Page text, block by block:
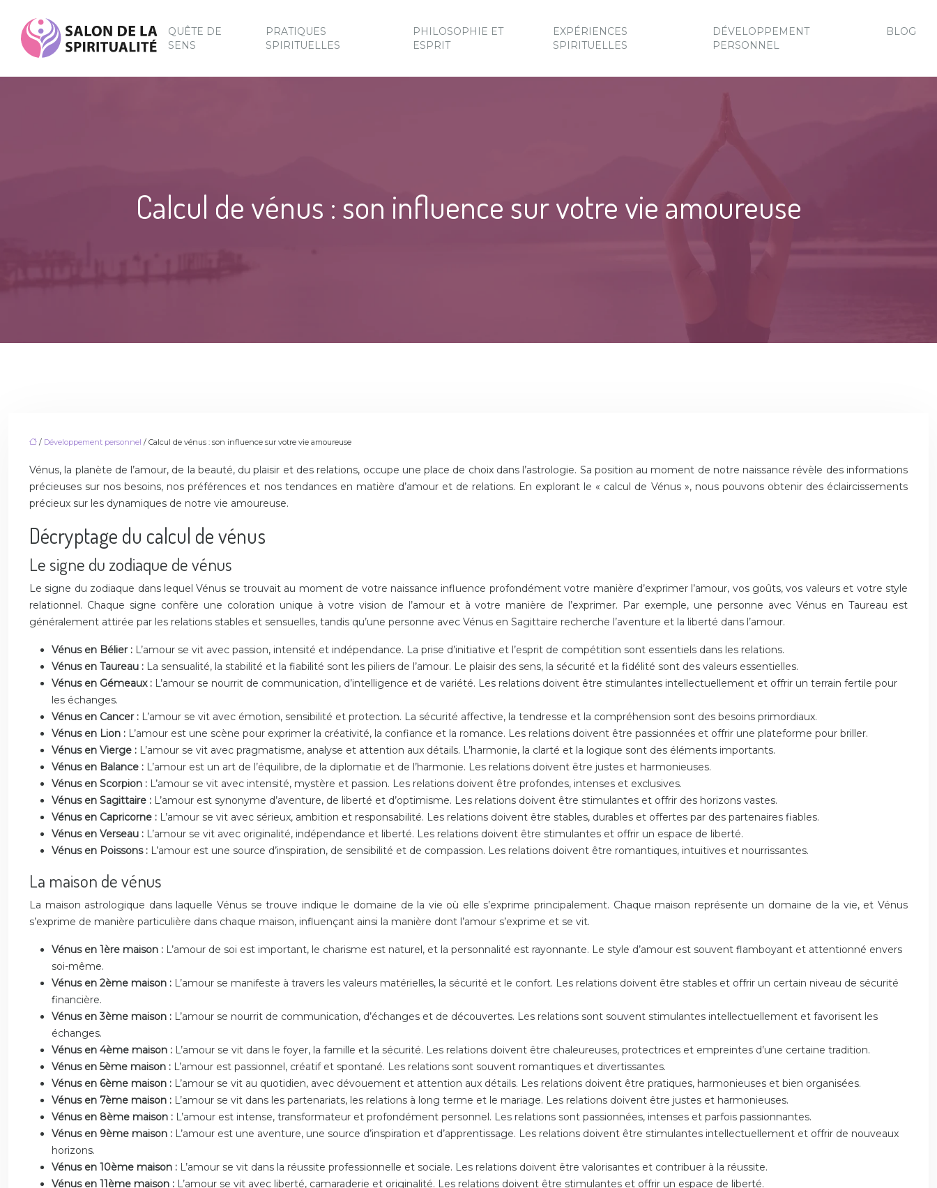
QUÊTE DE
SENS
PRATIQUES
SPIRITUELLES
PHILOSOPHIE ET
ESPRIT
EXPÉRIENCES
SPIRITUELLES
DÉVELOPPEMENT
PERSONNEL
BLOG
Calcul de vénus : son influence sur votre vie amoureuse
/ Développement personnel / Calcul de vénus : son influence sur votre vie amoureuse
Vénus, la planète de l’amour, de la beauté, du plaisir et des relations, occupe une place de choix dans l’astrologie. Sa position au moment de notre naissance révèle des informations
précieuses sur nos besoins, nos préférences et nos tendances en matière d’amour et de relations. En explorant le « calcul de Vénus », nous pouvons obtenir des éclaircissements
précieux sur les dynamiques de notre vie amoureuse.
Décryptage du calcul de vénus
Le signe du zodiaque de vénus
Le signe du zodiaque dans lequel Vénus se trouvait au moment de votre naissance influence profondément votre manière d’exprimer l’amour, vos goûts, vos valeurs et votre style
relationnel. Chaque signe confère une coloration unique à votre vision de l’amour et à votre manière de l’exprimer. Par exemple, une personne avec Vénus en Taureau est
généralement attirée par les relations stables et sensuelles, tandis qu’une personne avec Vénus en Sagittaire recherche l’aventure et la liberté dans l’amour.
Vénus en Bélier : L’amour se vit avec passion, intensité et indépendance. La prise d’initiative et l’esprit de compétition sont essentiels dans les relations.
Vénus en Taureau : La sensualité, la stabilité et la fiabilité sont les piliers de l’amour. Le plaisir des sens, la sécurité et la fidélité sont des valeurs essentielles.
Vénus en Gémeaux : L’amour se nourrit de communication, d’intelligence et de variété. Les relations doivent être stimulantes intellectuellement et offrir un terrain fertile pour
les échanges.
Vénus en Cancer : L’amour se vit avec émotion, sensibilité et protection. La sécurité affective, la tendresse et la compréhension sont des besoins primordiaux.
Vénus en Lion : L’amour est une scène pour exprimer la créativité, la confiance et la romance. Les relations doivent être passionnées et offrir une plateforme pour briller.
Vénus en Vierge : L’amour se vit avec pragmatisme, analyse et attention aux détails. L’harmonie, la clarté et la logique sont des éléments importants.
Vénus en Balance : L’amour est un art de l’équilibre, de la diplomatie et de l’harmonie. Les relations doivent être justes et harmonieuses.
Vénus en Scorpion : L’amour se vit avec intensité, mystère et passion. Les relations doivent être profondes, intenses et exclusives.
Vénus en Sagittaire : L’amour est synonyme d’aventure, de liberté et d’optimisme. Les relations doivent être stimulantes et offrir des horizons vastes.
Vénus en Capricorne : L’amour se vit avec sérieux, ambition et responsabilité. Les relations doivent être stables, durables et offertes par des partenaires fiables.
Vénus en Verseau : L’amour se vit avec originalité, indépendance et liberté. Les relations doivent être stimulantes et offrir un espace de liberté.
Vénus en Poissons : L’amour est une source d’inspiration, de sensibilité et de compassion. Les relations doivent être romantiques, intuitives et nourrissantes.
La maison de vénus
La maison astrologique dans laquelle Vénus se trouve indique le domaine de la vie où elle s’exprime principalement. Chaque maison représente un domaine de la vie, et Vénus
s’exprime de manière particulière dans chaque maison, influençant ainsi la manière dont l’amour s’exprime et se vit.
Vénus en 1ère maison : L’amour de soi est important, le charisme est naturel, et la personnalité est rayonnante. Le style d’amour est souvent flamboyant et attentionné envers
soi-même.
Vénus en 2ème maison : L’amour se manifeste à travers les valeurs matérielles, la sécurité et le confort. Les relations doivent être stables et offrir un certain niveau de sécurité
financière.
Vénus en 3ème maison : L’amour se nourrit de communication, d’échanges et de découvertes. Les relations sont souvent stimulantes intellectuellement et favorisent les
échanges.
Vénus en 4ème maison : L’amour se vit dans le foyer, la famille et la sécurité. Les relations doivent être chaleureuses, protectrices et empreintes d’une certaine tradition.
Vénus en 5ème maison : L’amour est passionnel, créatif et spontané. Les relations sont souvent romantiques et divertissantes.
Vénus en 6ème maison : L’amour se vit au quotidien, avec dévouement et attention aux détails. Les relations doivent être pratiques, harmonieuses et bien organisées.
Vénus en 7ème maison : L’amour se vit dans les partenariats, les relations à long terme et le mariage. Les relations doivent être justes et harmonieuses.
Vénus en 8ème maison : L’amour est intense, transformateur et profondément personnel. Les relations sont passionnées, intenses et parfois passionnantes.
Vénus en 9ème maison : L’amour est une aventure, une source d’inspiration et d’apprentissage. Les relations doivent être stimulantes intellectuellement et offrir de nouveaux
horizons.
Vénus en 10ème maison : L’amour se vit dans la réussite professionnelle et sociale. Les relations doivent être valorisantes et contribuer à la réussite.
Vénus en 11ème maison : L’amour se vit avec liberté, camaraderie et originalité. Les relations doivent être stimulantes et offrir un espace de liberté.